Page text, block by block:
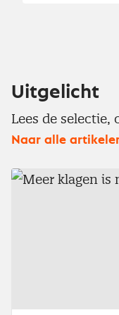
Uitgelicht
Lees de
Naar alle